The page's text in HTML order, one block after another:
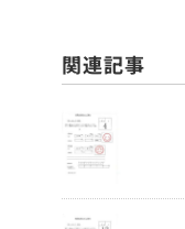
関連記事